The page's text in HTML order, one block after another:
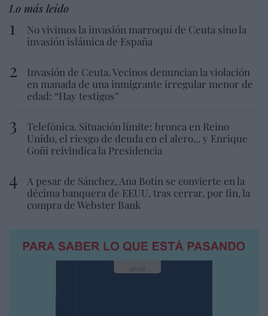
Lo más leído
No vivimos la invasión marroquí de Ceuta sino la
invasión islámica de España
Invasión de Ceuta. Vecinos denuncian la violación
en manada de una inmigrante irregular menor de
edad: “Hay testigos”
Telefónica. Situación límite: bronca en Reino
Unido, el riesgo de deuda en el alero... y Enrique
Goñi reivindica la Presidencia
A pesar de Sánchez, Ana Botín se convierte en la
décima banquera de EEUU, tras cerrar, por fin, la
compra de Webster Bank